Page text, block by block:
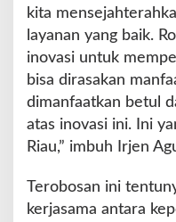
kita
layanan yang baik.
inovasi untuk
bisa dirasakan
dimanfaatkan betul
atas inovasi ini. Ini
Riau,” imbuh Irjen
Terobosan ini
kerjasama antara